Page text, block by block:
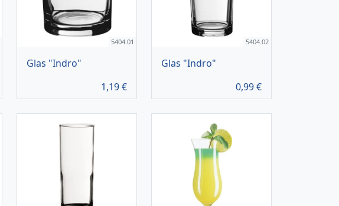
5404.01
Glas "Indro"
1,19€
5404.02
Glas "Indro"
0,99€